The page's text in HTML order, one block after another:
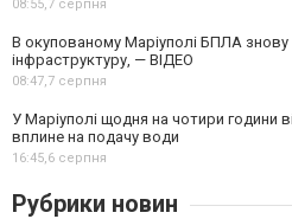
08:55,7 серпня
В окупованому Маріуполі БПЛА знову
інфраструктуру, — ВІДЕО
08:47,7 серпня
У Маріуполі щодня на чотири години
вплине на подачу води
16:45,6 серпня
Рубрики новин